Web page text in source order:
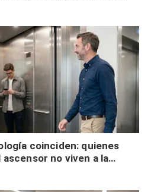
por desinterés
coinciden: quienes
no viven a la
social